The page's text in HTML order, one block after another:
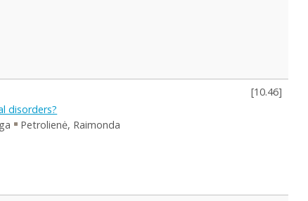
[10.46]
disorders?
Petrolienė, Raimonda